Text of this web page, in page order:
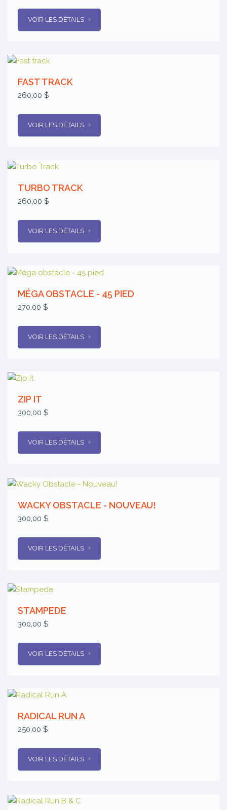
VOIR LES DÉTAILS
FAST TRACK
260,00 $
VOIR LES DÉTAILS
TURBO TRACK
260,00 $
VOIR LES DÉTAILS
MÉGA OBSTACLE - 45 PIED
270,00 $
VOIR LES DÉTAILS
ZIP IT
300,00 $
VOIR LES DÉTAILS
WACKY OBSTACLE - NOUVEAU!
300,00 $
VOIR LES DÉTAILS
STAMPEDE
300,00 $
VOIR LES DÉTAILS
RADICAL RUN A
250,00 $
VOIR LES DÉTAILS